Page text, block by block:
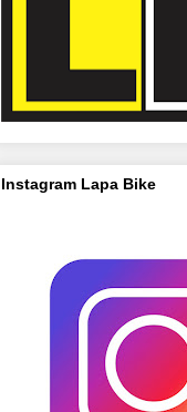
Instagram Lapa Bike